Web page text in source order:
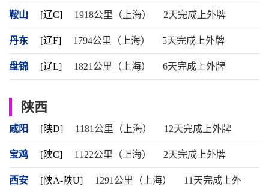
鞍山 [辽C] 1918公里（上海） 2天完成上外牌
丹东 [辽F] 1794公里（上海） 5天完成上外牌
盘锦 [辽L] 1821公里（上海） 6天完成上外牌
陕西
咸阳 [陕D] 1181公里（上海） 12天完成上外牌
宝鸡 [陕C] 1122公里（上海） 2天完成上外牌
西安 [陕A-陕U] 1291公里（上海）
11天完成上外